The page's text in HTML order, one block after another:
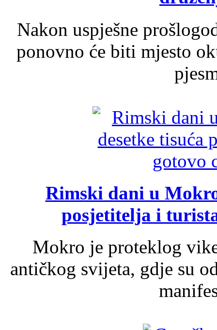
Nakon uspješne
ponovno će biti mjesto
Rimski dani u
posjetitelja i
Mokro je proteklog
antičkog svijeta, gdje su